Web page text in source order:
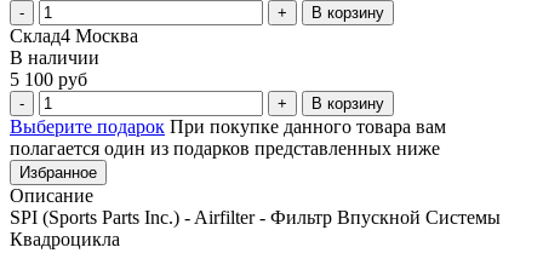
В корзину
Склад4 Москва
В наличии
5 100 руб
В корзину
Выберите подарок При покупке данного товара вам
полагается один из подарков представленных ниже
Избранное
Описание
SPI (Sports Parts Inc.) - Airfilter - Фильтр Впускной Системы
Квадроцикла